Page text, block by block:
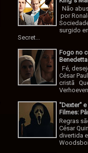
Não
por
surgido
Secret...
Fogo no
Fé,
César
cristã
"Dexter"
Filmes:
Regras
César
divertida